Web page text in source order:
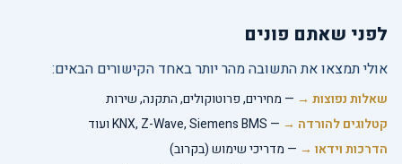
לפני שאתם פונים
אולי תמצאו את התשובה מהר יותר באחד הקישורים הבאים:
שאלות נפוצות → — מחירים, פרוטוקולים, התקנה, שירות
קטלוגים להורדה → — KNX, Z-Wave, Siemens BMS ועוד
הדרכות וידאו → — מדריכי שימוש (בקרוב)